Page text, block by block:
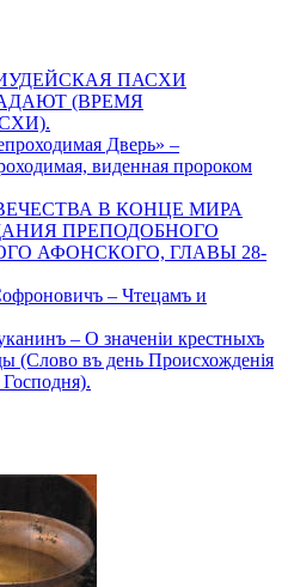
ПАСХИ
(ВРЕМЯ
Дверь» –
виденная пророком
В КОНЦЕ МИРА
ПРЕПОДОБНОГО
АФОНСКОГО, ГЛАВЫ 28-
– Чтецамъ и
– О значеніи крестныхъ
(Слово въ день Происхожденія